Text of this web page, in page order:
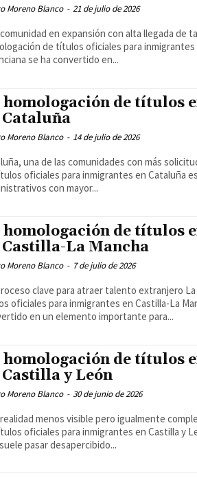
Moreno Blanco - 21 de julio de 2026
en expansión con alta llegada de
de títulos oficiales para inmigrantes
se ha convertido en...
homologación de títulos
Cataluña
Moreno Blanco - 14 de julio de 2026
una de las comunidades con más
oficiales para inmigrantes en Cataluña
con mayor...
homologación de títulos
Castilla-La Mancha
Moreno Blanco - 7 de julio de 2026
clave para atraer talento extranjero
oficiales para inmigrantes en Castilla-La
en un elemento importante para...
homologación de títulos
Castilla y León
Moreno Blanco - 30 de junio de 2026
menos visible pero igualmente
oficiales para inmigrantes en Castilla y
pasar desapercibido...